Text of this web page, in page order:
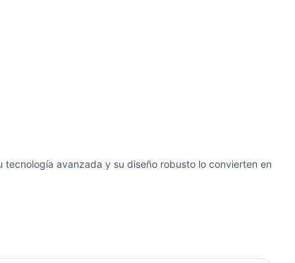
tecnología avanzada y su diseño robusto lo convierten en